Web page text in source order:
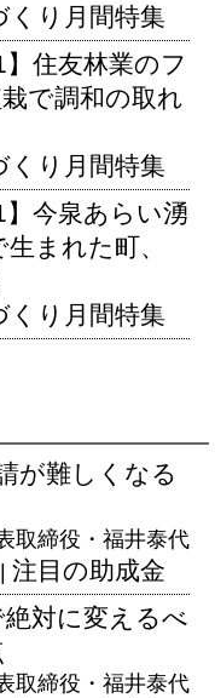
くり月間特集
】住友林業のフ
で調和の取れ
くり月間特集
】今泉あらい湧
まれた町、
くり月間特集
が難しくなる
取締役・福井泰代
注目の助成金
対に変えるべ
取締役・福井泰代